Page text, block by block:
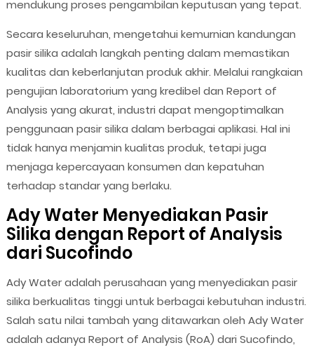
mendukung proses pengambilan keputusan yang tepat.
Secara keseluruhan, mengetahui kemurnian kandungan
pasir silika adalah langkah penting dalam memastikan
kualitas dan keberlanjutan produk akhir. Melalui rangkaian
pengujian laboratorium yang kredibel dan Report of
Analysis yang akurat, industri dapat mengoptimalkan
penggunaan pasir silika dalam berbagai aplikasi. Hal ini
tidak hanya menjamin kualitas produk, tetapi juga
menjaga kepercayaan konsumen dan kepatuhan
terhadap standar yang berlaku.
Ady Water Menyediakan Pasir
Silika dengan Report of Analysis
dari Sucofindo
Ady Water adalah perusahaan yang menyediakan pasir
silika berkualitas tinggi untuk berbagai kebutuhan industri.
Salah satu nilai tambah yang ditawarkan oleh Ady Water
adalah adanya Report of Analysis (RoA) dari Sucofindo,